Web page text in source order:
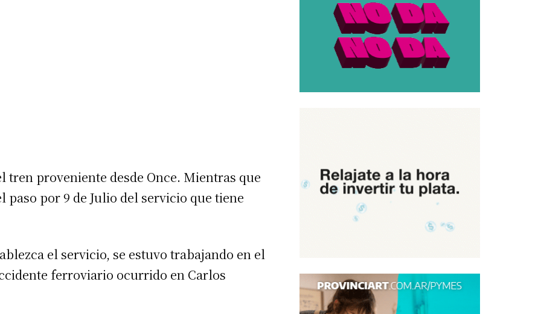
tren proveniente desde Once. Mientras que
paso por 9 de Julio del servicio que tiene
el servicio, se estuvo trabajando en el
ferroviario ocurrido en Carlos